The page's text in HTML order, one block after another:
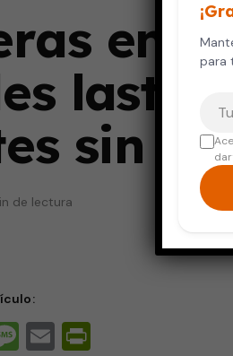
en
sin
de lectura
Message
EmailPrintFriendly
para